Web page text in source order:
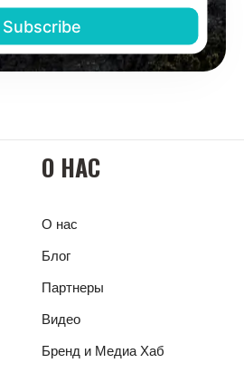
О НАС
О нас
Блог
Партнеры
Видео
Бренд и Медиа Хаб